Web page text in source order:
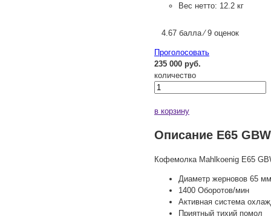
Вес нетто: 12.2 кг
4.67 балла ⁄ 9 оценок
Проголосовать
235 000 руб.
количество
в корзину
Описание E65 GBW
Кофемолка Mahlkoenig E65
Диаметр жерновов 65 мм
1400 Оборотов/мин
Активная система
Приятный тихий помол